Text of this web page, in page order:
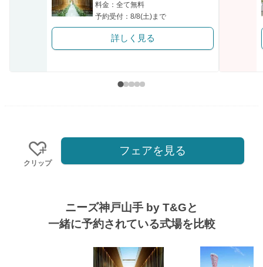
料金：全て無料
予約受付：8/8(土)まで
詳しく見る
クリップ
フェアを見る
ニーズ神戸山手 by T&Gと
一緒に予約されている式場を比較